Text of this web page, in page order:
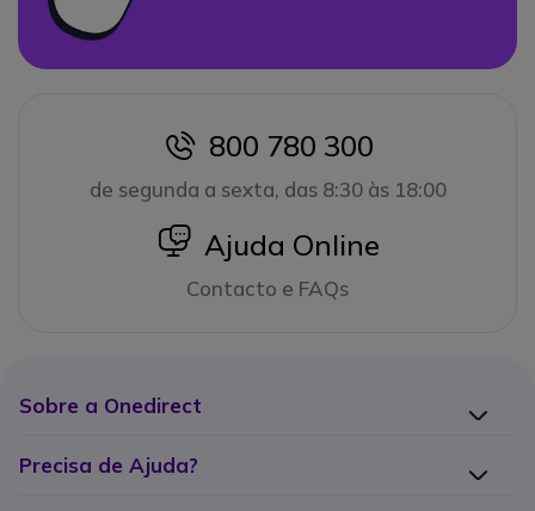
icon
800 780 300
de segunda a sexta, das 8:30 às 18:00
icon
Ajuda Online
Contacto e FAQs
Sobre a Onedirect
Precisa de Ajuda?